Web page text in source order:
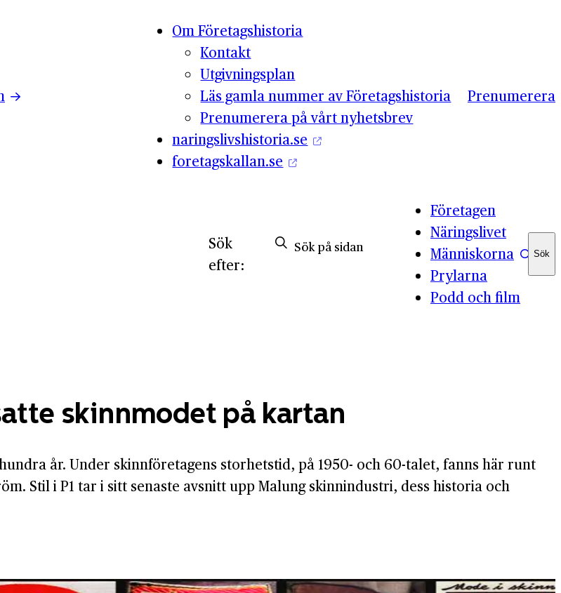
Om Företagshistoria
Kontakt
Utgivningsplan
Läs gamla nummer av Företagshistoria
Prenumerera på vårt nyhetsbrev
naringslivshistoria.se
foretagskallan.se
Prenumerera
Företagen
Näringslivet
Människorna
Prylarna
Podd och film
Sök
efter:
Sök
Sök
skinnmodet på kartan
år. Under skinnföretagens storhetstid, på 1950- och 60-talet, fanns här runt
Stil i P1 tar i sitt senaste avsnitt upp Malung skinnindustri, dess historia och